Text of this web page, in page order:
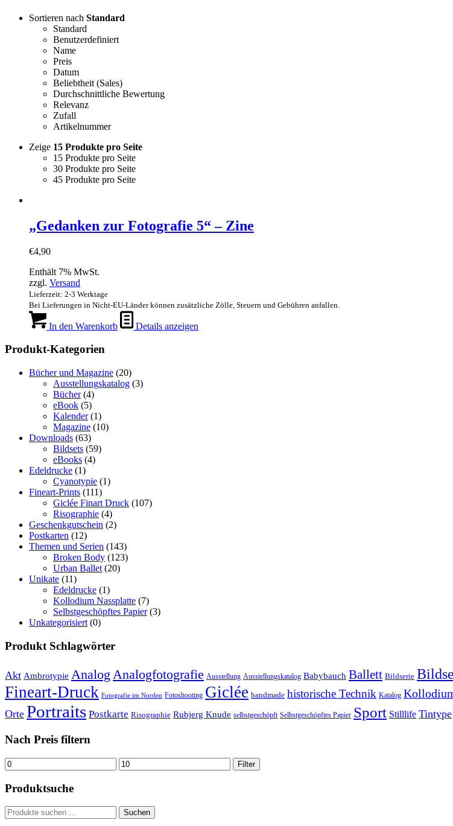
Sortieren nach Standard
Standard
Benutzerdefiniert
Name
Preis
Datum
Beliebtheit (Sales)
Durchschnittliche Bewertung
Relevanz
Zufall
Artikelnummer
Zeige 15 Produkte pro Seite
15 Produkte pro Seite
30 Produkte pro Seite
45 Produkte pro Seite
„Gedanken zur Fotografie 5“ – Zine
€4,90
Enthält 7% MwSt.
zzgl. Versand
Lieferzeit: 2-3 Werktage
Bei Lieferungen in Nicht-EU-Länder können zusätzliche Zölle, Steuern und Gebühren anfallen.
In den Warenkorb Details anzeigen
Produkt-Kategorien
Bücher und Magazine (20)
Ausstellungskatalog (3)
Bücher (4)
eBook (5)
Kalender (1)
Magazine (10)
Downloads (63)
Bildsets (59)
eBooks (4)
Edeldrucke (1)
Cyanotypie (1)
Fineart-Prints (111)
Giclée Finart Druck (107)
Risographie (4)
Geschenkgutschein (2)
Postkarten (12)
Themen und Serien (143)
Broken Body (123)
Urban Ballet (20)
Unikate (11)
Edeldrucke (1)
Kollodium Nassplatte (7)
Selbstgeschöpftes Papier (3)
Unkategorisiert (0)
Produkt Schlagwörter
Akt Ambrotypie Analog Analogfotografie Ausstellung Ausstellungskatalog Babybauch Ballett Bildserie
Fineart-Druck Fotografie im Norden Fotoshooting Giclée handmade historische Technik Katalog
Orte Portraits Postkarte Risographie Rubjerg Knude selbstgeschöpft Selbstgeschöpftes Papier Sport Stilllife Tintype
Nach Preis filtern
Min.
Preis
Max.
Preis
Filter
Produktsuche
Suchen
nach:
Suchen